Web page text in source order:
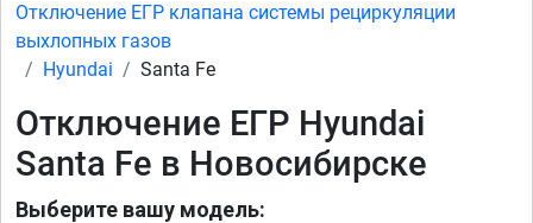
Отключение ЕГР клапана системы рециркуляции
выхлопных газов
Hyundai
Santa Fe
Отключение ЕГР Hyundai
Santa Fe в Новосибирске
Выберите вашу модель: